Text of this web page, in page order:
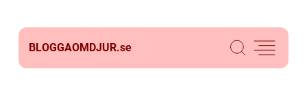
BLOGGAOMDJUR.se